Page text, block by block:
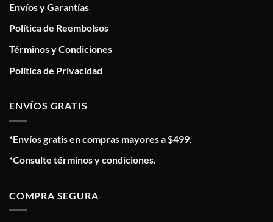
Envíos y Garantías
Política de Reembolsos
Términos y Condiciones
Política de Privacidad
ENVÍOS GRATIS
*Envíos gratis en compras mayores a $499.
*Consulte términos y condiciones.
COMPRA SEGURA